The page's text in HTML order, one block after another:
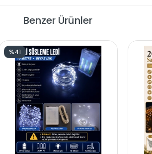
Benzer Ürünler
%41